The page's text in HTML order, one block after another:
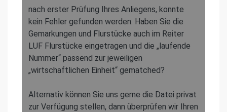
nach erster Prüfung Ihres Anliegens, konnte
kein Fehler gefunden werden. Haben Sie die
Gemarkungen und Flurstücke auch im Reiter
LUF Flurstücke eingetragen und die „laufende
Nummer“ passend zur jeweiligen
„wirtschaftlichen Einheit“ gematched?
Alternativ können Sie uns gerne die Datei privat
zur Verfügung stellen, dann überprüfen wir Ihren